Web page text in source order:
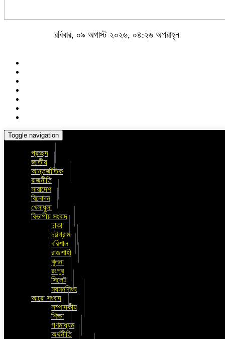
রবিবার, ০৯ অগাস্ট ২০২৬, ০৪:২৬ অপরাহ্ন
Toggle navigation
প্রচ্ছদ
জাতীয়
আন্তর্জাতিক
রাজনীতি
সারাদেশ
বিনোদন
খেলাধুলা
বিভাগীয় সংবাদ
ঢাকা
চট্টগ্রাম
বরিশাল
রাজশাহী
খুলনা
রংপুর
সিলেট
ময়মনসিংহ
আরো সংবাদ
সম্পাদকীয়
শিক্ষা
গণমাধ্যম
অর্থনীতি